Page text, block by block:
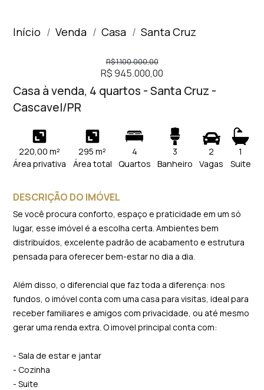
Início Venda Casa Santa Cruz
R$ 1.100.000,00
R$ 945.000,00
Casa à venda, 4 quartos - Santa Cruz -
Cascavel/PR
220,00 m²
Área privativa
295 m²
Área total
4
Quartos
3
Banheiro
2
Vagas
1
Suite
DESCRIÇÃO DO IMÓVEL
Se você procura conforto, espaço e praticidade em um só
lugar, esse imóvel é a escolha certa. Ambientes bem
distribuídos, excelente padrão de acabamento e estrutura
pensada para oferecer bem-estar no dia a dia.
Além disso, o diferencial que faz toda a diferença: nos
fundos, o imóvel conta com uma casa para visitas, ideal para
receber familiares e amigos com privacidade, ou até mesmo
gerar uma renda extra. O imovel principal conta com:
- Sala de estar e jantar
- Cozinha
- Suite